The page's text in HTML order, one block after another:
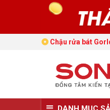
Chậu rửa bát